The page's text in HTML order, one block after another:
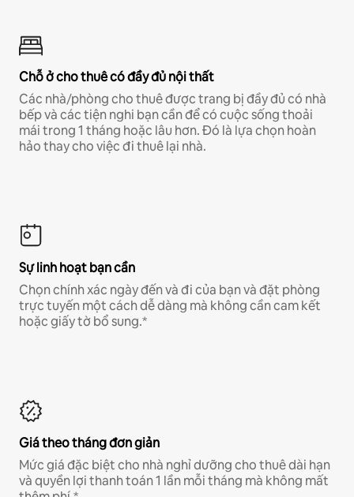
Chỗ ở cho thuê có đầy đủ nội thất
Các nhà/phòng cho thuê được trang bị đầy đủ có nhà
bếp và các tiện nghi bạn cần để có cuộc sống thoải
mái trong 1 tháng hoặc lâu hơn. Đó là lựa chọn hoàn
hảo thay cho việc đi thuê lại nhà.
Sự linh hoạt bạn cần
Chọn chính xác ngày đến và đi của bạn và đặt phòng
trực tuyến một cách dễ dàng mà không cần cam kết
hoặc giấy tờ bổ sung.*
Giá theo tháng đơn giản
Mức giá đặc biệt cho nhà nghỉ dưỡng cho thuê dài hạn
và quyền lợi thanh toán 1 lần mỗi tháng mà không mất